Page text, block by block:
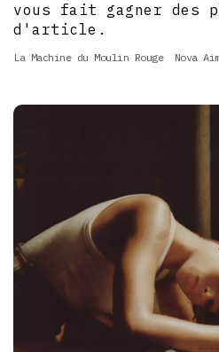
vous fait gagner des
d'article.
La Machine du Moulin Rouge Nova